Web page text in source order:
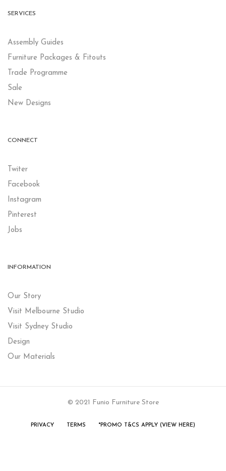
SERVICES
Assembly Guides
Furniture Packages & Fitouts
Trade Programme
Sale
New Designs
CONNECT
Twiter
Facebook
Instagram
Pinterest
Jobs
INFORMATION
Our Story
Visit Melbourne Studio
Visit Sydney Studio
Design
Our Materials
© 2021 Funio Furniture Store
PRIVACY TERMS *PROMO T&CS APPLY (VIEW HERE)